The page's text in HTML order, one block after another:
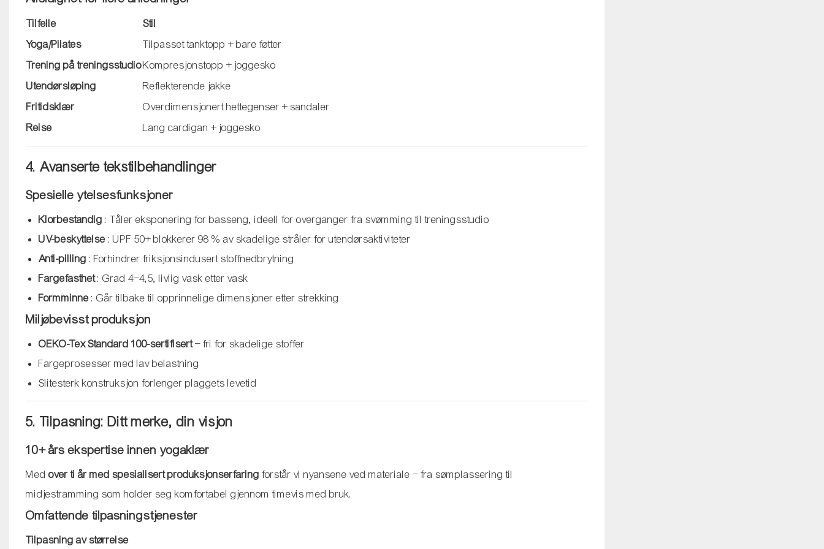
Tilfelle
Stil
Yoga/Pilates
Tilpasset tanktopp + bare føtter
Trening på treningsstudioKompresjonstopp + joggesko
Utendørsløping
Reflekterende jakke
Fritidsklær
Overdimensjonert hettegenser + sandaler
Reise
Lang cardigan + joggesko
4. Avanserte tekstilbehandlinger
Spesielle ytelsesfunksjoner
Klorbestandig: Tåler eksponering for basseng, ideell for overganger fra svømming til treningsstudio
UV-beskyttelse: UPF 50+ blokkerer 98 % av skadelige stråler for utendørsaktiviteter
Anti-pilling: Forhindrer friksjonsindusert stoffnedbrytning
Fargefasthet: Grad 4–4,5, livlig vask etter vask
Formminne: Går tilbake til opprinnelige dimensjoner etter strekking
Miljøbevisst produksjon
OEKO-Tex Standard 100-sertifisert– fri for skadelige stoffer
Fargeprosesser med lav belastning
Slitesterk konstruksjon forlenger plaggets levetid
5. Tilpasning: Ditt merke, din visjon
10+ års ekspertise innen yogaklær
Med over ti år med spesialisert produksjonserfaring forstår vi nyansene ved materiale – fra sømplassering til
midjestramming som holder seg komfortabel gjennom timevis med bruk.
Omfattende tilpasningstjenester
Tilpasning av størrelse